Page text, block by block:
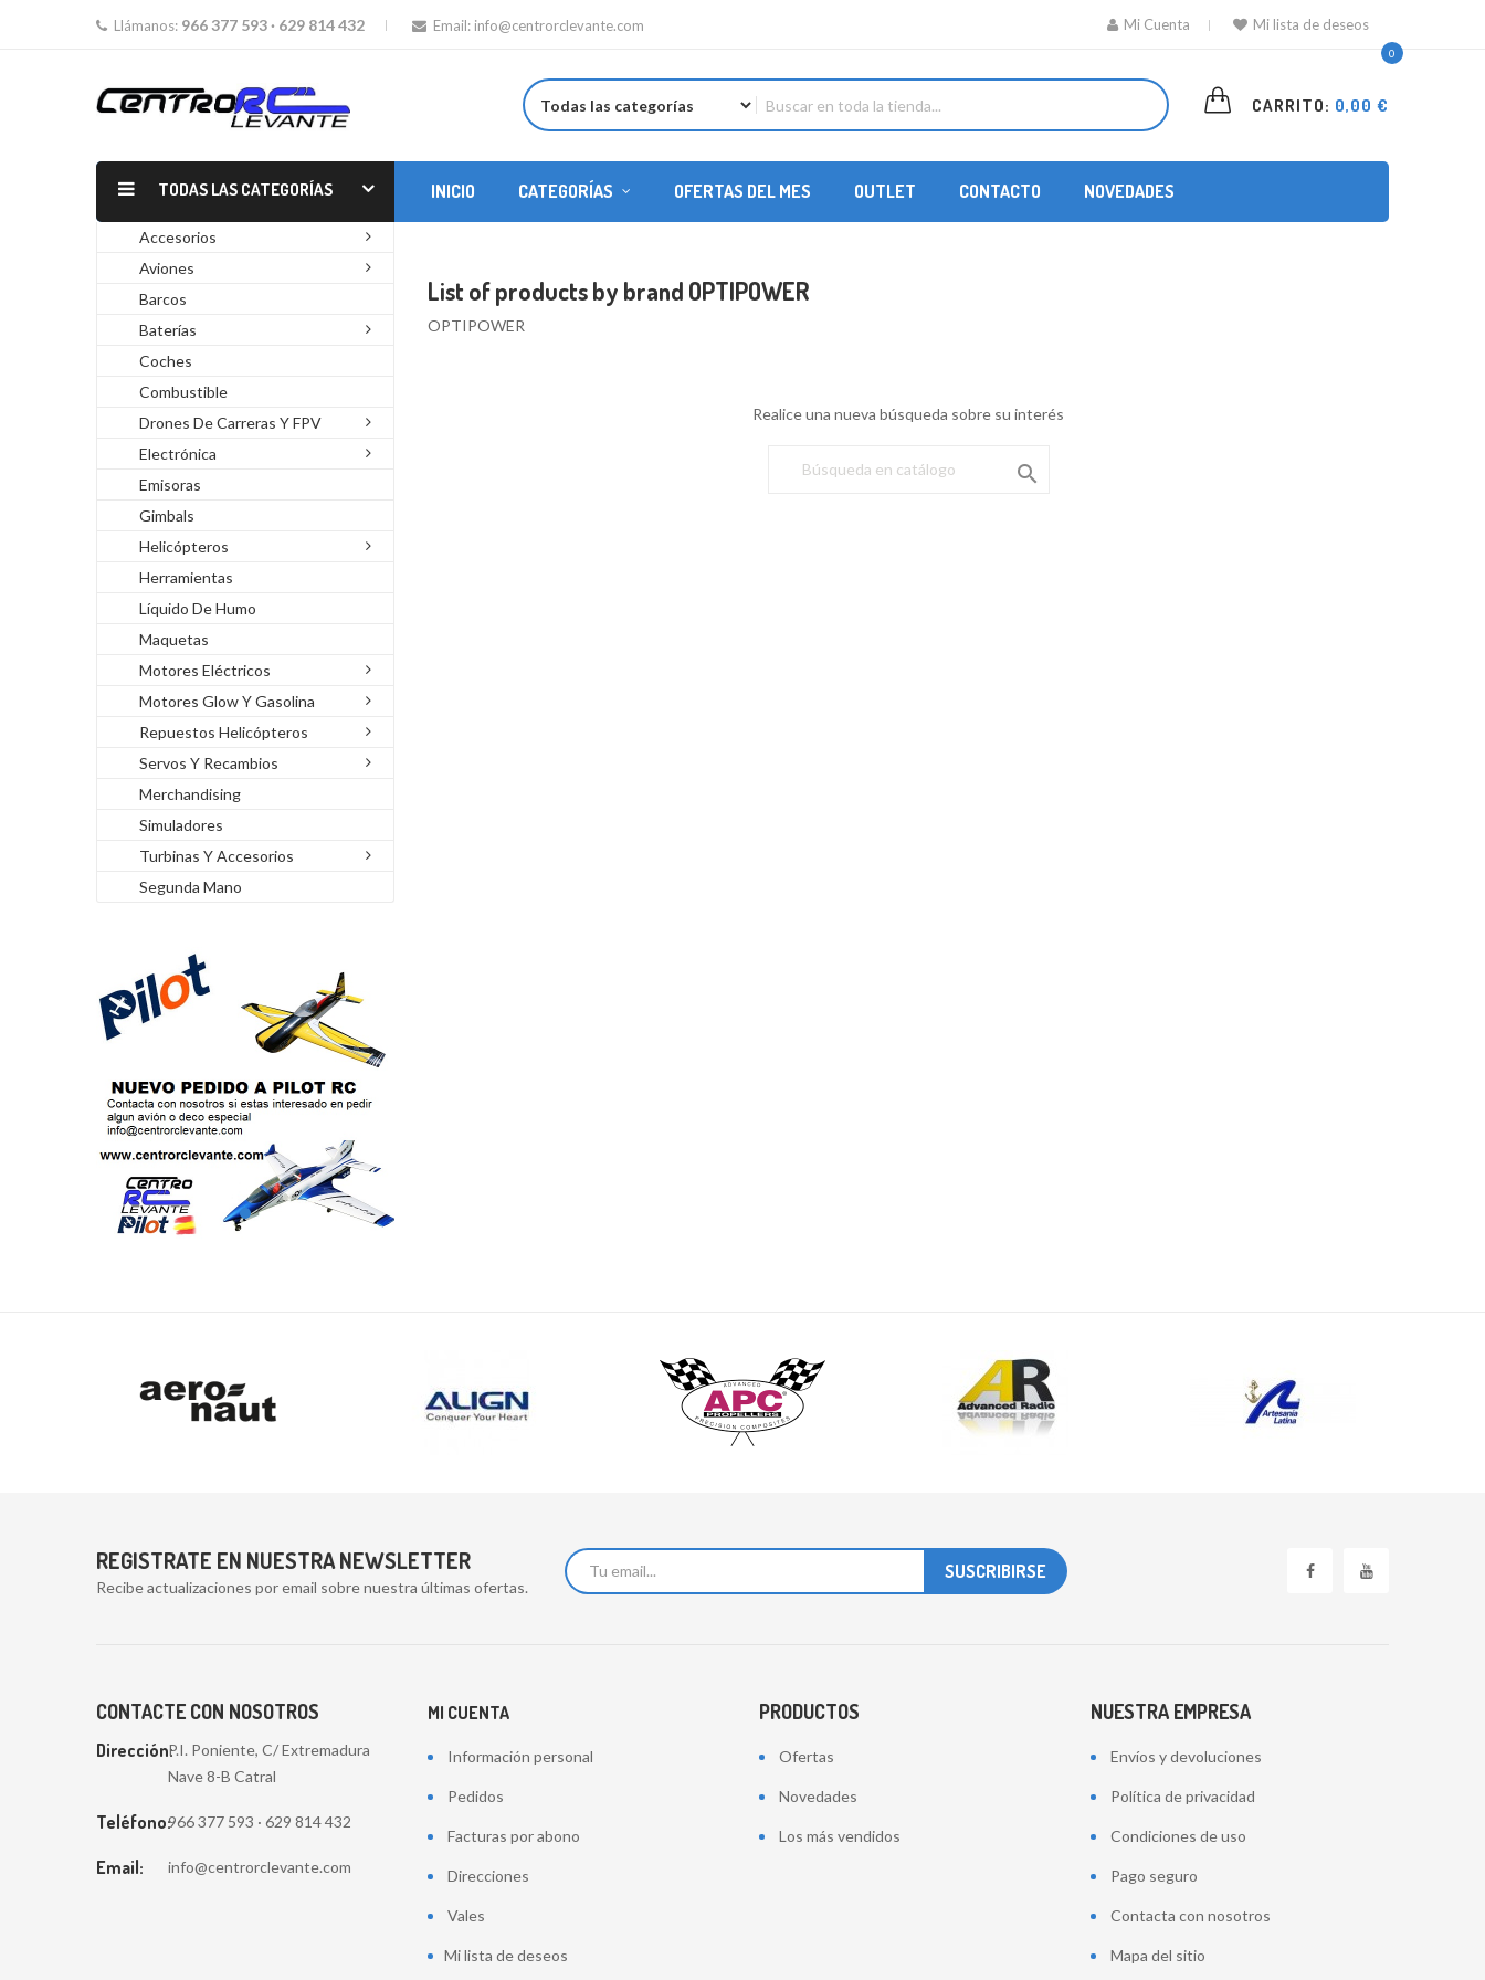
Llámanos: 966 377 593 · 629 814 432 Email: info@centrorclevante.com Mi Cuenta Mi lista de deseos
0
CARRITO: 0,00 €
TODAS LAS CATEGORÍAS INICIO CATEGORÍAS OFERTAS DEL MES OUTLET CONTACTO NOVEDADES
Accesorios
Aviones
Barcos
Baterías
Coches
Combustible
Drones De Carreras Y FPV
Electrónica
Emisoras
Gimbals
Helicópteros
Herramientas
Líquido De Humo
Maquetas
Motores Eléctricos
Motores Glow Y Gasolina
Repuestos Helicópteros
Servos Y Recambios
Merchandising
Simuladores
Turbinas Y Accesorios
Segunda Mano
List of products by brand OPTIPOWER
OPTIPOWER
Realice una nueva búsqueda sobre su interés

REGISTRATE EN NUESTRA NEWSLETTER
Recibe actualizaciones por email sobre nuestra últimas ofertas.
CONTACTE CON NOSOTROS
Dirección:P.I. Poniente, C/ Extremadura
Nave 8-B Catral
Teléfono:966 377 593 · 629 814 432
Email: info@centrorclevante.com
MI CUENTA
Información personal
Pedidos
Facturas por abono
Direcciones
Vales
Mi lista de deseos
PRODUCTOS
Ofertas
Novedades
Los más vendidos
NUESTRA EMPRESA
Envíos y devoluciones
Política de privacidad
Condiciones de uso
Pago seguro
Contacta con nosotros
Mapa del sitio